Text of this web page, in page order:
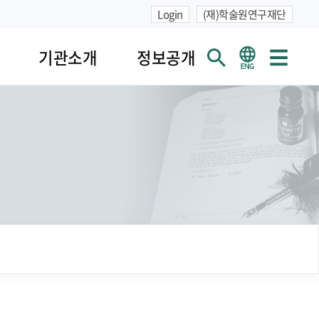
Login (재)학술원연구재단
기관소개 정보공개